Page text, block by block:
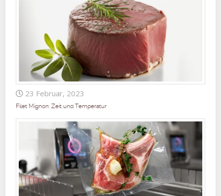
23 Februar, 2023
Filet Mignon: Zeit und Temperatur